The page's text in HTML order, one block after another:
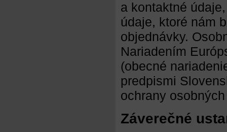
a kontaktné
údaje, ktoré nám
objednávky.
Nariadením
(obecné
predpismi
ochrany
Záverečné